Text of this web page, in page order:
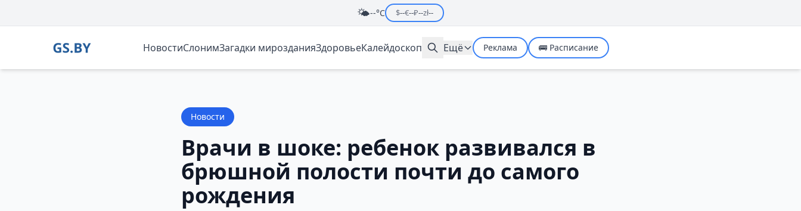
🌤️--°C $--€--₽--zł--
НовостиСлонимЗагадки мирозданияЗдоровьеКалейдоскоп Ещё Реклама 🚌 Расписание
Новости
Врачи в шоке: ребенок развивался в
брюшной полости почти до самого
рождения